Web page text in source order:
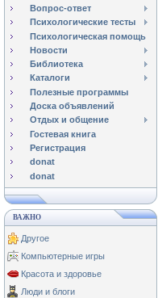
Вопрос-ответ
Психологические тесты
Психологическая помощь
Новости
Библиотека
Каталоги
Полезные программы
Доска объявлений
Отдых и общение
Гостевая книга
Регистрация
donat
donat
ВАЖНО
Другое
Компьютерные игры
Красота и здоровье
Люди и блоги